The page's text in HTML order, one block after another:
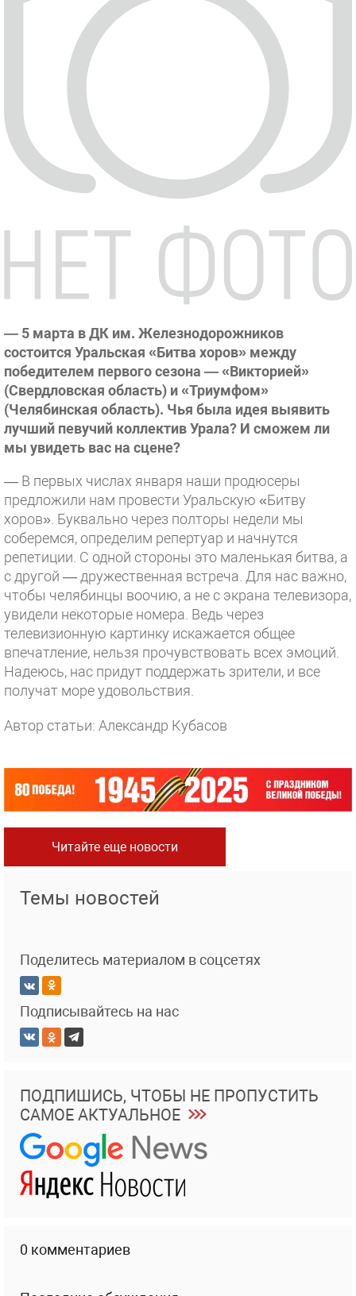
— 5 марта в ДК им. Железнодорожников
состоится Уральская «Битва хоров» между
победителем первого сезона — «Викторией»
(Свердловская область) и «Триумфом»
(Челябинская область). Чья была идея выявить
лучший певучий коллектив Урала? И сможем ли
мы увидеть вас на сцене?
— В первых числах января наши продюсеры
предложили нам провести Уральскую «Битву
хоров». Буквально через полторы недели мы
соберемся, определим репертуар и начнутся
репетиции. С одной стороны это маленькая битва, а
с другой — дружественная встреча. Для нас важно,
чтобы челябинцы воочию, а не с экрана телевизора,
увидели некоторые номера. Ведь через
телевизионную картинку искажается общее
впечатление, нельзя прочувствовать всех эмоций.
Надеюсь, нас придут поддержать зрители, и все
получат море удовольствия.
Автор статьи: Александр Кубасов
Читайте еще новости
Темы новостей
Поделитесь материалом в соцсетях
Подписывайтесь на нас
ПОДПИШИСЬ, ЧТОБЫ НЕ ПРОПУСТИТЬ
САМОЕ АКТУАЛЬНОЕ
0 комментариев